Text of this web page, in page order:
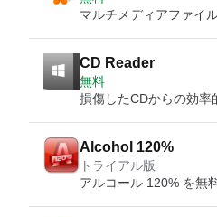
マルチメディアファイ
CD Reader
無料
損傷したCDからの効率
Alcohol 120%
トライアル版
アルコール 120% を無